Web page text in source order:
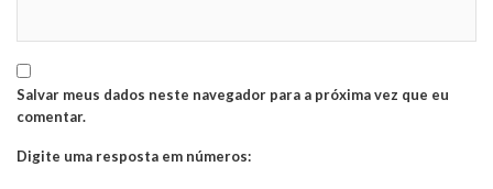
Salvar meus dados neste navegador para a próxima vez que eu
comentar.
Digite uma resposta em números: